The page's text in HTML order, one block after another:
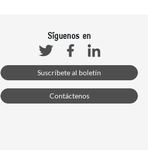
Síguenos en
TwitterFacebookLinkedin
Suscríbete al boletín
Contáctenos